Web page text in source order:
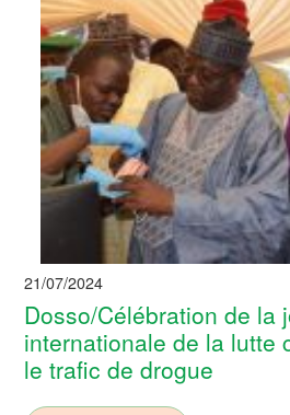
21/07/2024
Dosso/Célébration de la
internationale de la lutte
le trafic de drogue